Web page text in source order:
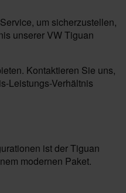
um sicherzustellen,
unserer VW Tiguan
Kontaktieren Sie uns,
Leistungs-Verhältnis
ist der Tiguan
modernen Paket.